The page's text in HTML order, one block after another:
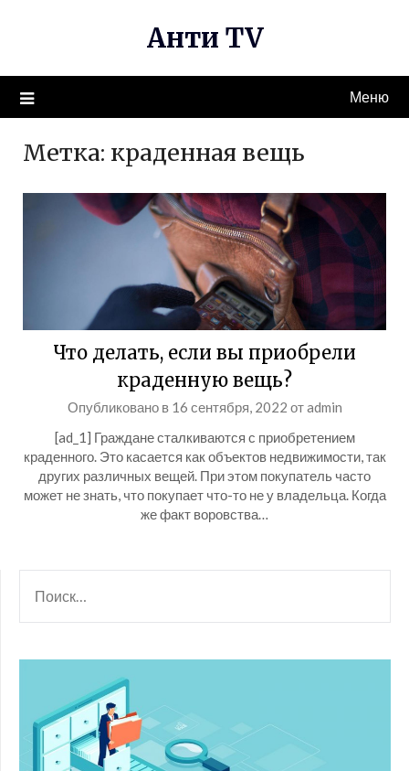
Анти TV
Меню
Метка: краденная вещь
Что делать, если вы приобрели
краденную вещь?
Опубликовано в 16 сентября, 2022 отadmin
[ad_1] Граждане сталкиваются с приобретением
краденного. Это касается как объектов недвижимости, так
других различных вещей. При этом покупатель часто
может не знать, что покупает что-то не у владельца. Когда
же факт воровства…